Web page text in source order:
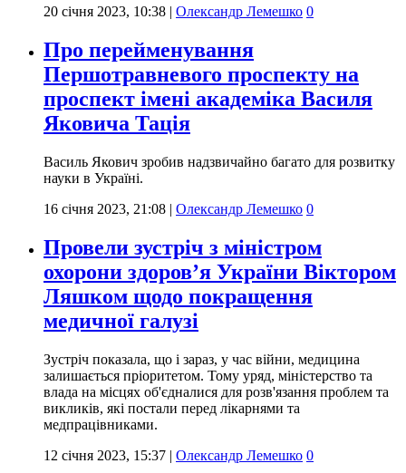
20 січня 2023, 10:38 | Олександр Лемешко 0
Про перейменування
Першотравневого проспекту на
проспект імені академіка Василя
Яковича Тація
Василь Якович зробив надзвичайно багато для розвитку
науки в Україні.
16 січня 2023, 21:08 | Олександр Лемешко 0
Провели зустріч з міністром
охорони здоровʼя України Віктором
Ляшком щодо покращення
медичної галузі
Зустріч показала, що і зараз, у час війни, медицина
залишається пріоритетом. Тому уряд, міністерство та
влада на місцях об'єдналися для розв'язання проблем та
викликів, які постали перед лікарнями та
медпрацівниками.
12 січня 2023, 15:37 | Олександр Лемешко 0